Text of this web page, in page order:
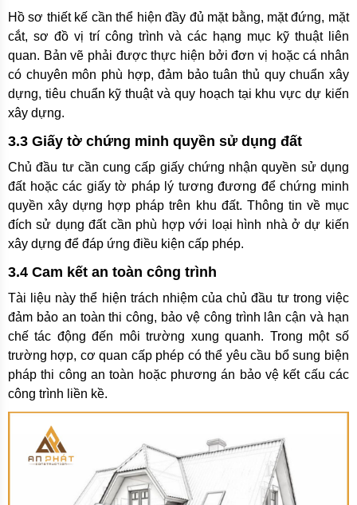
Hồ sơ thiết kế cần thể hiện đầy đủ mặt bằng, mặt đứng, mặt
cắt, sơ đồ vị trí công trình và các hạng mục kỹ thuật liên
quan. Bản vẽ phải được thực hiện bởi đơn vị hoặc cá nhân
có chuyên môn phù hợp, đảm bảo tuân thủ quy chuẩn xây
dựng, tiêu chuẩn kỹ thuật và quy hoạch tại khu vực dự kiến
xây dựng.
3.3 Giấy tờ chứng minh quyền sử dụng đất
Chủ đầu tư cần cung cấp giấy chứng nhận quyền sử dụng
đất hoặc các giấy tờ pháp lý tương đương để chứng minh
quyền xây dựng hợp pháp trên khu đất. Thông tin về mục
đích sử dụng đất cần phù hợp với loại hình nhà ở dự kiến
xây dựng để đáp ứng điều kiện cấp phép.
3.4 Cam kết an toàn công trình
Tài liệu này thể hiện trách nhiệm của chủ đầu tư trong việc
đảm bảo an toàn thi công, bảo vệ công trình lân cận và hạn
chế tác động đến môi trường xung quanh. Trong một số
trường hợp, cơ quan cấp phép có thể yêu cầu bổ sung biện
pháp thi công an toàn hoặc phương án bảo vệ kết cấu các
công trình liền kề.